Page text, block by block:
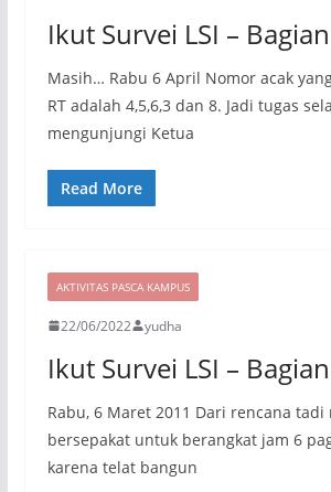
Ikut Survei LSI –
Masih… Rabu 6 April Nomor acak
RT adalah 4,5,6,3 dan 8. Jadi tugas
mengunjungi Ketua
Read More
AKTIVITAS PASCA KAMPUS
22/06/2022 yudha
Ikut Survei LSI –
Rabu, 6 Maret 2011 Dari rencana
bersepakat untuk berangkat jam 6
karena telat bangun